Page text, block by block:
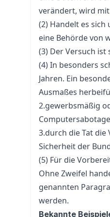
verändert, wird
(2) Handelt es
eine Behörde von
(3) Der Versuch ist
(4) In besonders
Jahren. Ein
Ausmaßes
2.gewerbsmäßig
3.durch die Tat
Sicherheit der
(5) Für die
Ohne Zweifel
genannten
werden.
Bekannte